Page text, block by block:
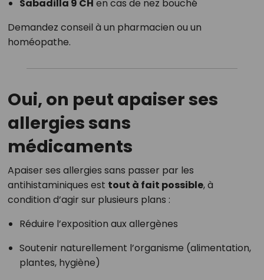
Sabadilla 9 CH en cas de nez bouché
Demandez conseil à un pharmacien ou un
homéopathe.
Oui, on peut apaiser ses
allergies sans
médicaments
Apaiser ses allergies sans passer par les
antihistaminiques est tout à fait possible, à
condition d’agir sur plusieurs plans :
Réduire l’exposition aux allergènes
Soutenir naturellement l’organisme (alimentation,
plantes, hygiène)